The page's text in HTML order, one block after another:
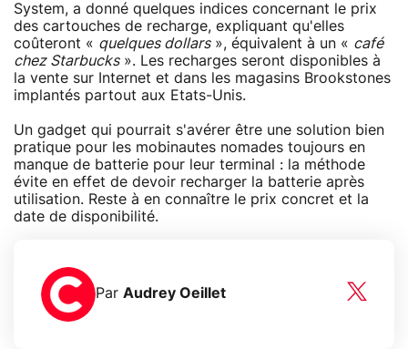
System, a donné quelques indices concernant le prix
des cartouches de recharge, expliquant qu'elles
coûteront « quelques dollars», équivalent à un « café
chez Starbucks». Les recharges seront disponibles à
la vente sur Internet et dans les magasins Brookstones
implantés partout aux Etats-Unis.
Un gadget qui pourrait s'avérer être une solution bien
pratique pour les mobinautes nomades toujours en
manque de batterie pour leur terminal : la méthode
évite en effet de devoir recharger la batterie après
utilisation. Reste à en connaître le prix concret et la
date de disponibilité.
Par Audrey Oeillet